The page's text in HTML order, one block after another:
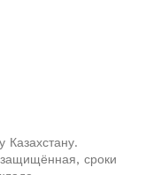
Казахстану.
защищённая, сроки